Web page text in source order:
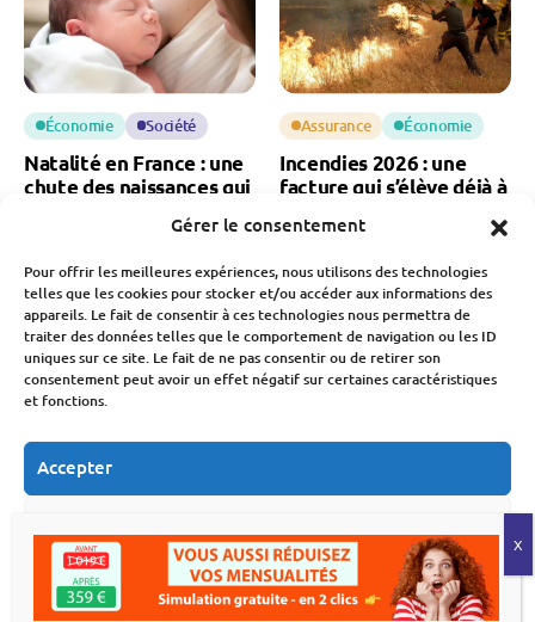
Gérer le consentement
Pour offrir les meilleures expériences, nous utilisons des technologies
telles que les cookies pour stocker et/ou accéder aux informations des
appareils. Le fait de consentir à ces technologies nous permettra de
traiter des données telles que le comportement de navigation ou les ID
uniques sur ce site. Le fait de ne pas consentir ou de retirer son
consentement peut avoir un effet négatif sur certaines caractéristiques
et fonctions.
Accepter
Voir les préférences
Économie Société
Natalité en France : une
chute des naissances qui
Fabien Monvoisin
7 Août 2026
Assurance Économie
Incendies 2026 : une
facture qui s’élève déjà à
6 Août 2026
Économie Immobilier
Déménagement : le
secteur traverse sa pire
crise
Budget Économie
MaPrimeRénov’ : la
chute des demandes
après la baisse des aides